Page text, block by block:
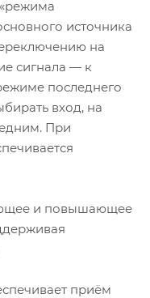
источника
на
сигнала — к
последнего
вход, на
При
и повышающее
приём